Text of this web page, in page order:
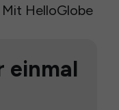
HelloGlobe
einmal